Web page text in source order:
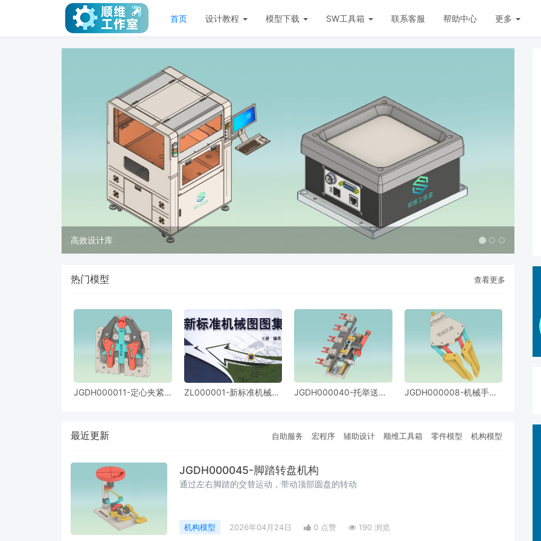
首页 设计教程 模型下载 SW工具箱 联系客服 帮助中心 更多
高效设计库
热门模型 查看更多
JGDH000011-定心夹紧
ZL000001-新标准机械图
JGDH000040-托举送料
JGDH000008-机械手夹
最近更新 自助服务 宏程序 辅助设计 顺维工具箱 零件模型 机构模型
JGDH000045-脚踏转盘机构
通过左右脚踏的交替运动，带动顶部圆盘的转动
机构模型 2026年04月24日 0 点赞 190 浏览